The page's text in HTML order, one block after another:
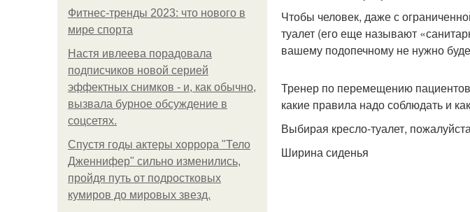
Фитнес-тренды 2023: что нового в
мире спорта
Настя ивлеева порадовала
подписчиков новой серией
эффектных снимков - и, как обычно,
вызвала бурное обсуждение в
соцсетях.
Спустя годы актеры хоррора "Тело
Дженнифер" сильно изменились,
пройдя путь от подростковых
кумиров до мировых звезд.
Чтобы человек, даже с
туалет (его еще называют
вашему подопечному не нужно
Тренер по перемещению
какие правила надо соблюдать и
Выбирая кресло-туалет,
Ширина сиденья